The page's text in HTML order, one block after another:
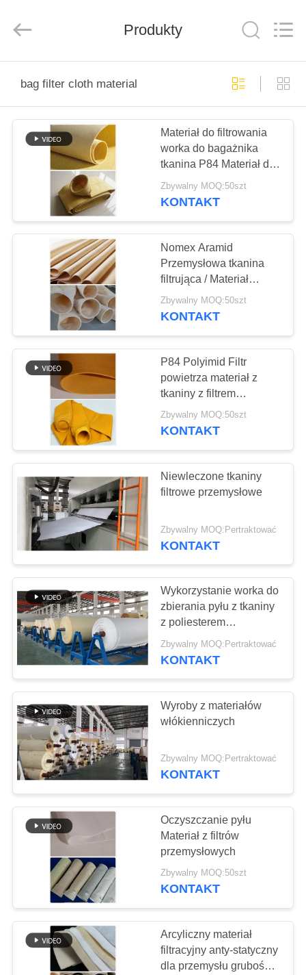
PRODUKTY
WYCIECZKA
FABRYCE
KONTROLA
JAKOŚCI
SKONTAKTUJ
NAMI
AKTUALNOŚCI
POPROSIĆ
O
WYCENĘ
SITEMAP
POLITYKA
PRYWATNOŚCI
Technology
Co.,Ltd..
Reserved.
Produkty
bag filter cloth material
Materiał do filtrowania
worka do bagażnika
tkanina P84 Materiał do
filtrowania pyłu poliamid
Zbywalny MOQ:50szt
KONTAKT
Nomex Aramid
Przemysłowa tkanina
filtrująca / Materiał
tkaniny filtrującej
powietrze
Zbywalny MOQ:50szt
KONTAKT
P84 Polyimid Filtr
powietrza materiał z
tkaniny z filtrem
membranowym PTFE o
wysokiej skuteczności
Zbywalny MOQ:50szt
KONTAKT
Niewleczone tkaniny
filtrowe przemysłowe
Zbywalny MOQ:Pertraktować
KONTAKT
Wykorzystanie worka do
zbierania pyłu z tkaniny
z poliesterem
nienasyconym z filtrem
membranowym PTFE
Zbywalny MOQ:Pertraktować
KONTAKT
Wyroby z materiałów
włókienniczych
Zbywalny MOQ:Pertraktować
KONTAKT
Oczyszczanie pyłu
Materiał z filtrów
przemysłowych
Zbywalny MOQ:50szt
KONTAKT
Arcyliczny materiał
filtracyjny anty-statyczny
dla przemysłu grubość 2